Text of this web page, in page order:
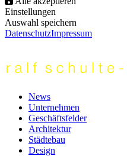
Einstellungen
Auswahl speichern
DatenschutzImpressum
News
Unternehmen
Geschäftsfelder
Architektur
Städtebau
Design